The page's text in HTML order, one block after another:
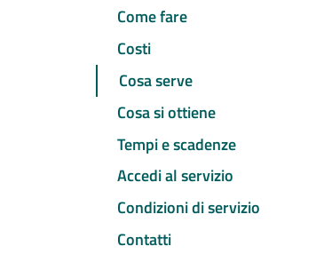
Come fare
Costi
Cosa serve
Cosa si ottiene
Tempi e scadenze
Accedi al servizio
Condizioni di servizio
Contatti